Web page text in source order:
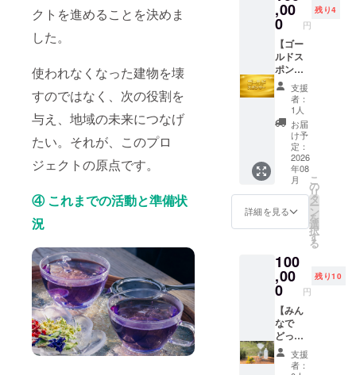
クトを進めることを決めま
した。
使われなくなった建物を壊
すのではなく、次の役割を
与え、地域の未来につなげ
たい。それが、このプロ
ジェクトの原点です。
④ これまでの活動と準備状
況
い。 ※
原材料
及び添
加物等
の食品
表示は
お届け
商品の
ラベル
に表記
されま
す。商
品開封
前には
必ずお
届けの
リター
ンに貼
付され
ルや注
意書き
をご確
認くだ
さい。
時間内
に実施
・場
所：熊
本県美
里町馬
場1484
・リ
ターン
有効期
限：令
和8年8
月〜令
和9年8
月末日
まで
【注意
交通費
や滞在
費は各
自でご
負担く
ださ
い。 ・
クラウ
ドファ
待 古蔵
改装が
完了
後、プ
レオー
プンと
して内
装見学
及び交
流会を
開催予
定で
す。 日
程等の
詳細が
決まり
ました
招待さ
せてい
ただき
ます。
（ご参
加は任
意） ・
日時：
2026年
りにふ
れ、摘
み取
り、蒸
留やブ
レンド
ティー
にも挑
戦！ 育
てる・
学ぶ・
味わう
を、ま
るごと
体感し
ていた
だきま
す。 自
然の恵
き合う
時間
は、
きっと
忘れら
れない
一日
に。 五
感で楽
,00
0 円
残り4
【ゴー
ルドス
ポン
サー】
本プロ
ジェク
トの趣
旨にご
賛同い
ただ
き、応
援して
くださ
るスポ
ンサー
様を募
おりま
す。 地
域にに
ぎわい
となり
わいを
生み出
す取り
組み
支援
者：
1人
お届
け予
定：
2026
年08
月
詳細を見る
こ
の
リ
タ
ー
ン
を
選
択
す
る
100
,00
0 円
残り10
【みん
なで
どっぷ
り体験
コース
支援
者：